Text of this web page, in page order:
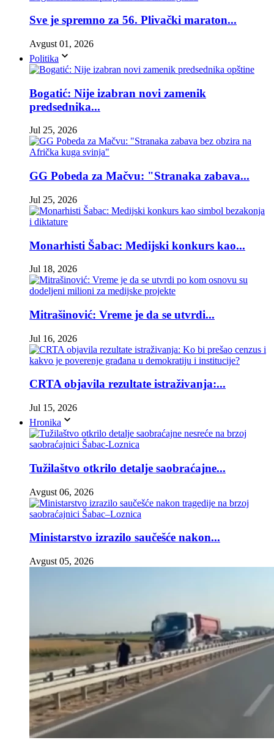
Sve je spremno za 56. Plivački maraton...
Avgust 01, 2026
Politika
Bogatić: Nije izabran novi zamenik
predsednika...
Jul 25, 2026
GG Pobeda za Mačvu: "Stranaka zabava...
Jul 25, 2026
Monarhisti Šabac: Medijski konkurs kao...
Jul 18, 2026
Mitrašinović: Vreme je da se utvrdi...
Jul 16, 2026
CRTA objavila rezultate istraživanja:...
Jul 15, 2026
Hronika
Tužilaštvo otkrilo detalje saobraćajne...
Avgust 06, 2026
Ministarstvo izrazilo saučešće nakon...
Avgust 05, 2026